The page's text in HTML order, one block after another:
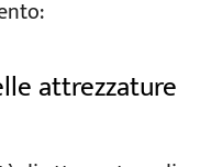
attrezzature